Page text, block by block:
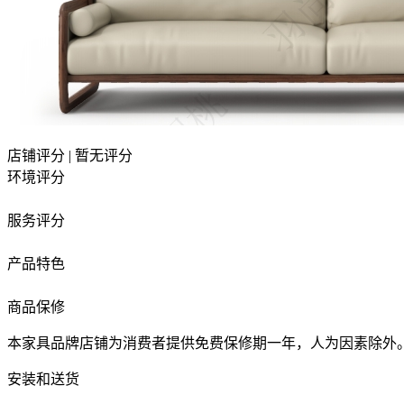
店铺评分 | 暂无评分
环境评分
服务评分
产品特色
商品保修
本家具品牌店铺为消费者提供免费保修期一年，人为因素除外
安装和送货